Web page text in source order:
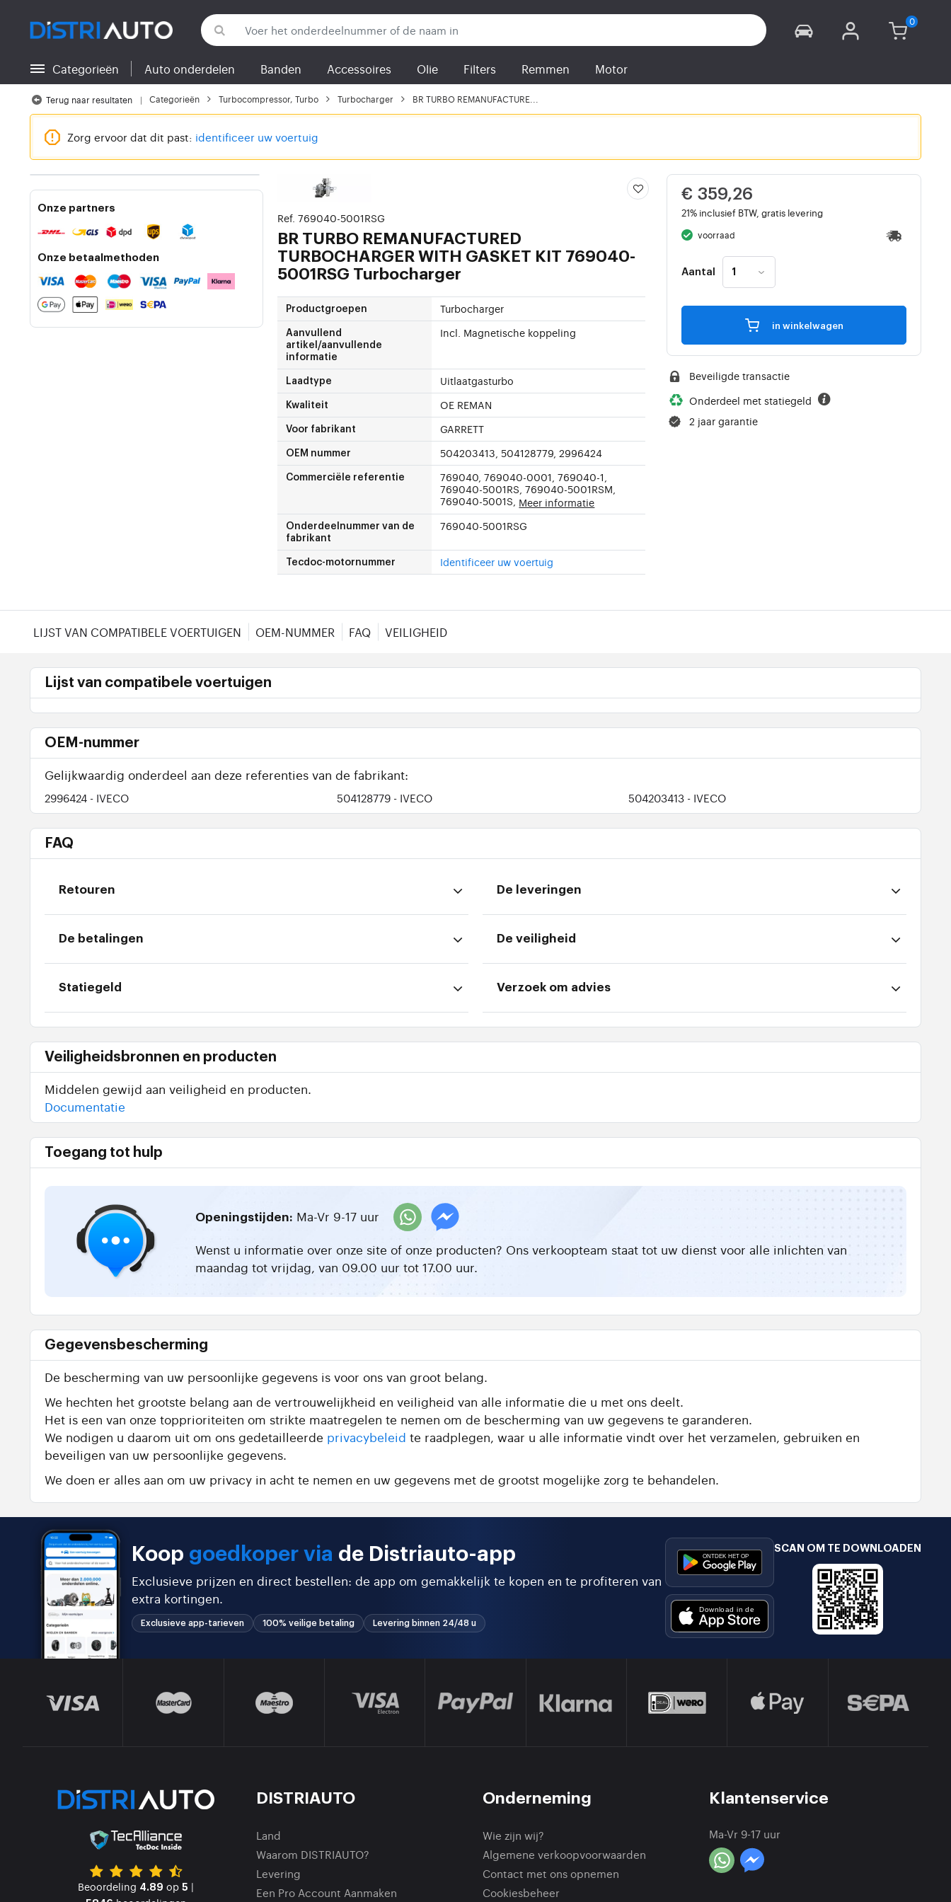
Terug naar categorieën
Categorieën Auto onderdelen Banden Accessoires Olie Filters Remmen Motor
Terug naar resultaten Categorieën Turbocompressor, Turbo Turbocharger BR TURBO REMANUFACTURE...
Zorg ervoor dat dit past: identificeer uw voertuig
Onze partners
Onze betaalmethoden
Ref. 769040-5001RSG
BR TURBO REMANUFACTURED
TURBOCHARGER WITH GASKET KIT 769040-
5001RSG Turbocharger
Productgroepen Turbocharger
Aanvullend
artikel/aanvullende
informatie
Incl. Magnetische koppeling
Laadtype Uitlaatgasturbo
Kwaliteit OE REMAN
Voor fabrikant GARRETT
OEM nummer 504203413, 504128779, 2996424
Commerciële referentie
769040, 769040-0001, 769040-1,
769040-5001RS, 769040-5001RSM,
769040-5001S, Meer informatie
Onderdeelnummer van de
fabrikant
769040-5001RSG
Tecdoc-motornummer Identificeer uw voertuig
€ 359,26
21% inclusief BTW, gratis levering
voorraad
Aantal
in winkelwagen
Beveiligde transactie
Onderdeel met statiegeld
2 jaar garantie
LIJST VAN COMPATIBELE VOERTUIGEN OEM-NUMMER FAQ VEILIGHEID
Lijst van compatibele voertuigen
OEM-nummer
Gelijkwaardig onderdeel aan deze referenties van de fabrikant:
2996424 - IVECO 504128779 - IVECO 504203413 - IVECO
FAQ
Retouren
De betalingen
Statiegeld
De leveringen
De veiligheid
Verzoek om advies
Veiligheidsbronnen en producten
Middelen gewijd aan veiligheid en producten.
Documentatie
Toegang tot hulp
Openingstijden: Ma-Vr 9-17 uur
Wenst u informatie over onze site of onze producten? Ons verkoopteam staat tot uw dienst voor alle inlichten van
maandag tot vrijdag, van 09.00 uur tot 17.00 uur.
Gegevensbescherming
De bescherming van uw persoonlijke gegevens is voor ons van groot belang.
We hechten het grootste belang aan de vertrouwelijkheid en veiligheid van alle informatie die u met ons deelt.
Het is een van onze topprioriteiten om strikte maatregelen te nemen om de bescherming van uw gegevens te garanderen.
We nodigen u daarom uit om ons gedetailleerde privacybeleid te raadplegen, waar u alle informatie vindt over het verzamelen, gebruiken en
beveiligen van uw persoonlijke gegevens.
We doen er alles aan om uw privacy in acht te nemen en uw gegevens met de grootst mogelijke zorg te behandelen.
Koop goedkoper via de Distriauto-app
Exclusieve prijzen en direct bestellen: de app om gemakkelijk te kopen en te profiteren van
extra kortingen.
Exclusieve app-tarieven 100% veilige betaling Levering binnen 24/48 u
SCAN OM TE DOWNLOADEN
Beoordeling 4.89 op 5 |
DISTRIAUTO
Land
Waarom DISTRIAUTO?
Levering
Een Pro Account Aanmaken
Onderneming
Wie zijn wij?
Algemene verkoopvoorwaarden
Contact met ons opnemen
Cookiesbeheer
Klantenservice
Ma-Vr 9-17 uur